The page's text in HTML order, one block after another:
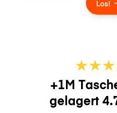
Los!
★★★
+1M
gelagert